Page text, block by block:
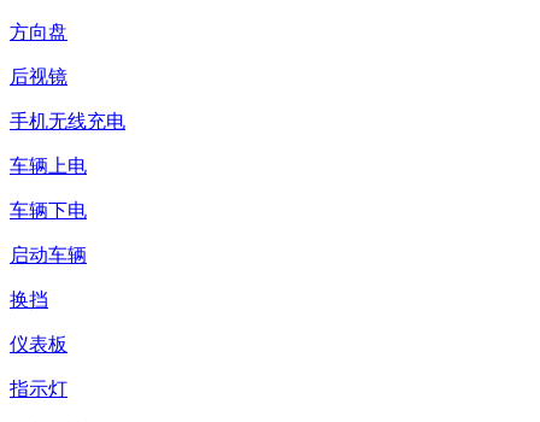
方向盘
后视镜
手机无线充电
车辆上电
车辆下电
启动车辆
换挡
仪表板
指示灯